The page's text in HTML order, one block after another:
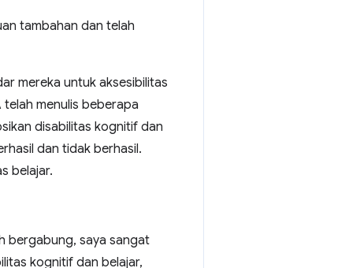
tambahan dan telah
mereka untuk aksesibilitas
menulis beberapa
disabilitas kognitif dan
dan tidak berhasil.
belajar.
bergabung, saya sangat
kognitif dan belajar,